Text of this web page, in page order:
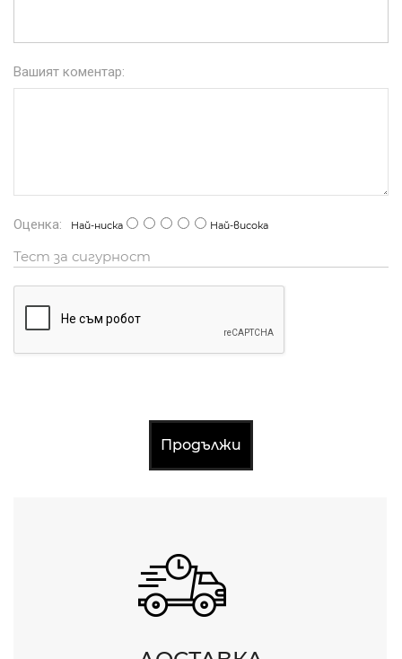
Вашият коментар:
Оценка: Най-ниска Най-висока
Тест за сигурност
Продължи